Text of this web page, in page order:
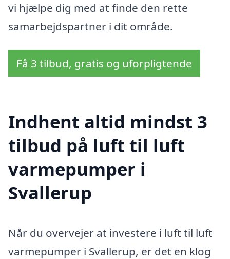
vi hjælpe dig med at finde den rette
samarbejdspartner i dit område.
Få 3 tilbud, gratis og uforpligtende
Indhent altid mindst 3
tilbud på luft til luft
varmepumper i
Svallerup
Når du overvejer at investere i luft til luft
varmepumper i Svallerup, er det en klog